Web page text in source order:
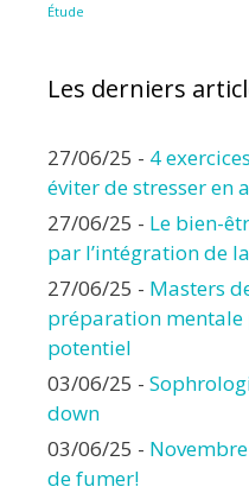
Étude
Les derniers
27/06/25 - 4
éviter de stresser en
27/06/25 - Le bien-
par l’intégration de
27/06/25 - Masters
préparation
potentiel
03/06/25 -
down
03/06/25 -
de fumer!